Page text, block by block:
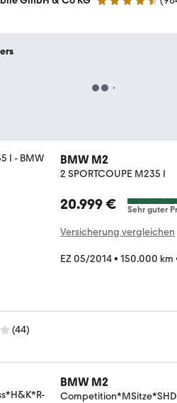
4.4 Sterne
BMW M2
2 SPORTCOUPE M235 I
20.999 € Sehr guter
Versicherung vergleichen
EZ 05/2014• 150.000 km
(44)
BMW M2